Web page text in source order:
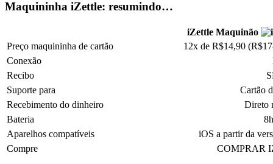
Maquininha iZettle: resumindo…
iZettle Maquinão
Preço maquininha de cartão
12x de R$14,90
Conexão
Recibo
Suporte para
Cartão
Recebimento do dinheiro
Direto
Bateria
Aparelhos compatíveis
iOS a partir da
Compre
COMPRAR